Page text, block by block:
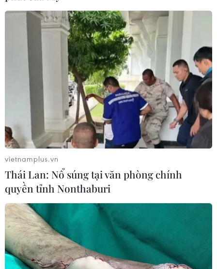
vietnamplus.vn
Thái Lan: Nổ súng tại văn phòng chính
quyền tỉnh Nonthaburi